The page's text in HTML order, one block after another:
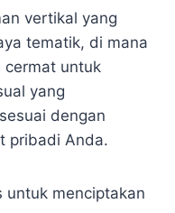
vertikal yang
tematik, di mana
cermat untuk
yang
dengan
pribadi Anda.
untuk menciptakan